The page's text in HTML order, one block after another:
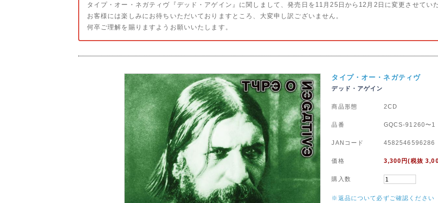
タイプ・オー・ネガティヴ『デッド・アゲイン』に関しまして、発売日を11月25日から12月2日に変更させてい
お客様には楽しみにお待ちいただいておりますところ、大変申し訳ございません。
何卒ご理解を賜りますようお願いいたします。
タイプ・オー・ネガティヴ
デッド・アゲイン
商品形態 2CD
品番 GQCS-91260〜1
JANコード 4582546596286
価格 3,300 円(税抜
購入数
※返品について必ずご確認ください